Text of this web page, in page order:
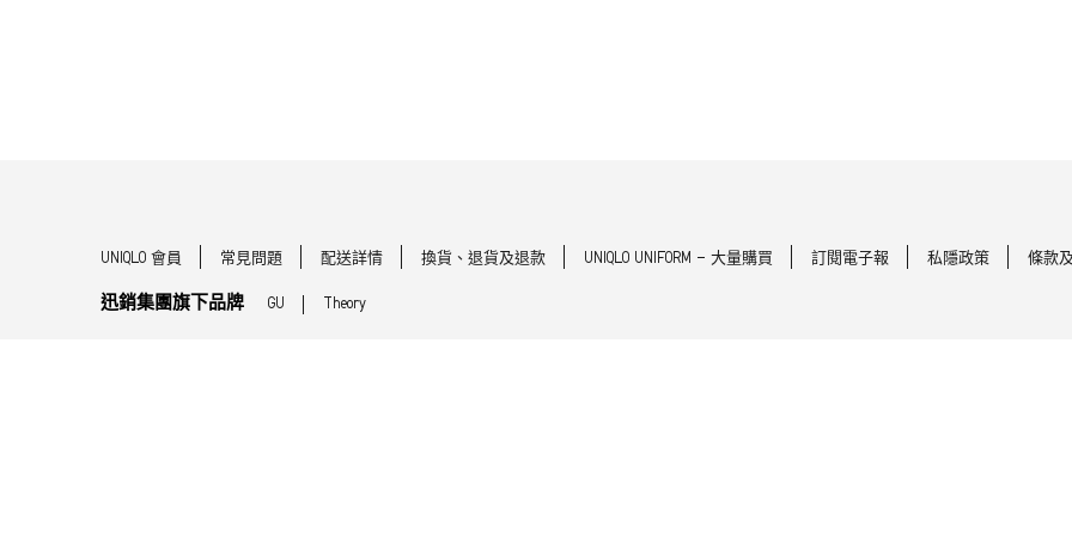
UNIQLO 會員 常見問題 配送詳情 換貨、退貨及退款 UNIQLO UNIFORM - 大量購買 訂閱電子報 私隱政策 條款
迅銷集團旗下品牌 GU Theory